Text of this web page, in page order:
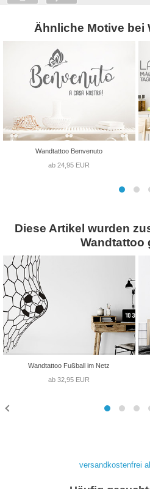
Ähnliche Motive bei
Wandtattoo Benvenuto
ab 24,95 EUR
Diese Artikel wurden
Wandtattoo
Wandtattoo Fußball im Netz
ab 32,95 EUR
versandkostenfrei